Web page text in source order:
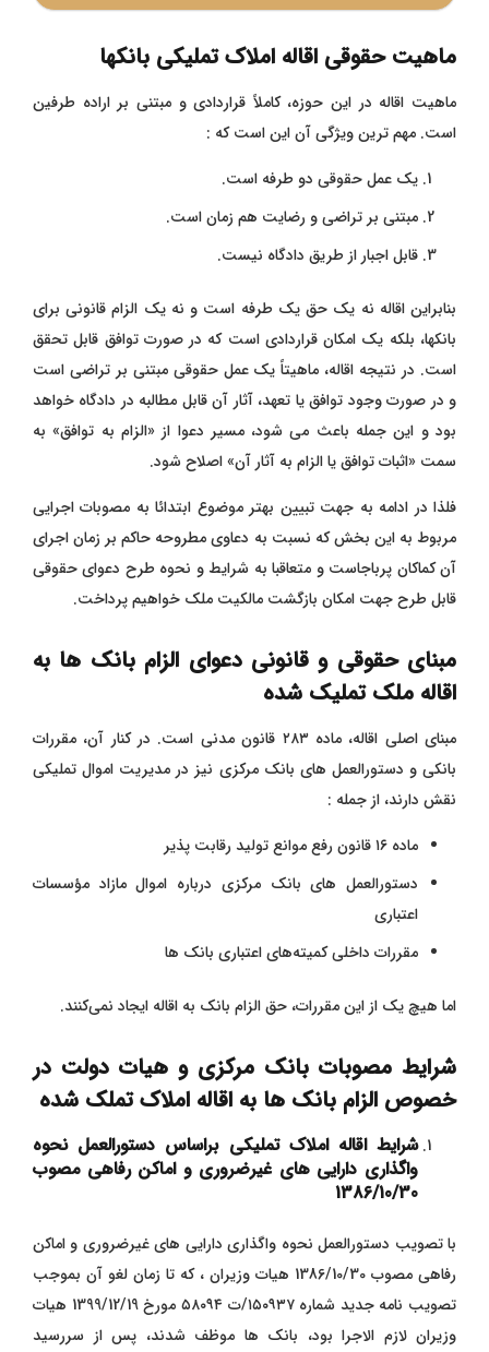
ماهیت حقوقی اقاله املاک تملیکی بانکها
ماهیت اقاله در این حوزه، کاملاً قراردادی و مبتنی بر اراده طرفین
است. مهم ‌ترین ویژگی آن این است که :
یک عمل حقوقی دو طرفه است.
مبتنی بر تراضی و رضایت هم زمان است.
قابل اجبار از طریق دادگاه نیست.
بنابراین اقاله نه یک حق یک‌ طرفه است و نه یک الزام قانونی برای
بانکها، بلکه یک امکان قراردادی است که در صورت توافق قابل تحقق
است. در نتیجه اقاله، ماهیتاً یک عمل حقوقی مبتنی بر تراضی است
و در صورت وجود توافق یا تعهد، آثار آن قابل مطالبه در دادگاه خواهد
بود و این جمله باعث می‌ شود، مسیر دعوا از «الزام به توافق» به
سمت «اثبات توافق یا الزام به آثار آن» اصلاح شود.
فلذا در ادامه به جهت تبیین بهتر موضوع ابتدائا به مصوبات اجرایی
مربوط به این بخش که نسبت به دعاوی مطروحه حاکم بر زمان اجرای
آن کماکان پرباجاست و متعاقبا به شرایط و نحوه طرح دعوای حقوقی
قابل طرح جهت امکان بازگشت مالکیت ملک خواهیم پرداخت.
مبنای حقوقی و قانونی دعوای الزام بانک ها به
اقاله ملک تملیک شده
مبنای اصلی اقاله، ماده ۲۸۳ قانون مدنی است. در کنار آن، مقررات
بانکی و دستورالعمل‌ های بانک مرکزی نیز در مدیریت اموال تملیکی
نقش دارند، از جمله :
ماده ۱۶ قانون رفع موانع تولید رقابت ‌پذیر
دستورالعمل ‌های بانک مرکزی درباره اموال مازاد مؤسسات
اعتباری
مقررات داخلی کمیته‌های اعتباری بانک ‌ها
اما هیچ ‌یک از این مقررات، حق الزام بانک به اقاله ایجاد نمی‌کنند.
شرایط مصوبات بانک مرکزی و هیات دولت در
خصوص الزام بانک ها به اقاله املاک تملک شده
شرایط اقاله املاک تملیکی براساس دستورالعمل نحوه
واگذاری دارایی های غیرضروری و اماکن رفاهی مصوب
1386/10/30
با تصویب دستورالعمل نحوه واگذاری دارایی های غیرضروری و اماکن
رفاهی مصوب 1386/10/30 هیات وزیران ، که تا زمان لغو آن بموجب
تصویب نامه جدید شماره ۱۵۰۹۳۷/ت ۵۸۰۹۴ مورخ 1399/12/19 هیات
وزیران لازم الاجرا بود، بانک ها موظف شدند، پس از سررسید